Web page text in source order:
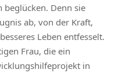
Denn sie
ab, von der Kraft,
Leben entfesselt.
Frau, die ein
in